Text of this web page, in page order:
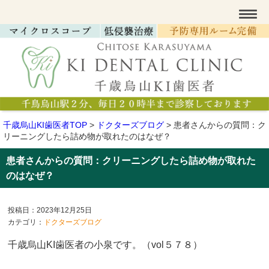
千歳烏山KI歯医者TOP > ドクターズブログ > 患者さんからの質問：ク
リーニングしたら詰め物が取れたのはなぜ？
患者さんからの質問：クリーニングしたら詰め物が取れた
のはなぜ？
投稿日：2023年12月25日
カテゴリ：
ドクターズブログ
千歳烏山KI歯医者の小泉です。（vol５７８ ）